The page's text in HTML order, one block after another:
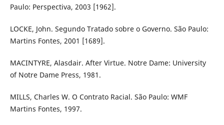
Paulo: Perspectiva, 2003 [1962].
LOCKE, John. Segundo Tratado sobre o Governo. São Paulo:
Martins Fontes, 2001 [1689].
MACINTYRE, Alasdair. After Virtue. Notre Dame: University
of Notre Dame Press, 1981.
MILLS, Charles W. O Contrato Racial. São Paulo: WMF
Martins Fontes, 1997.